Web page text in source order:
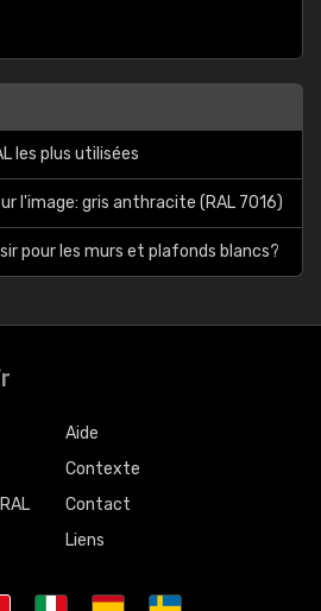
les plus utilisées
l'image: gris anthracite (RAL 7016)
pour les murs et plafonds blancs?
Aide
Contexte
Contact
Liens